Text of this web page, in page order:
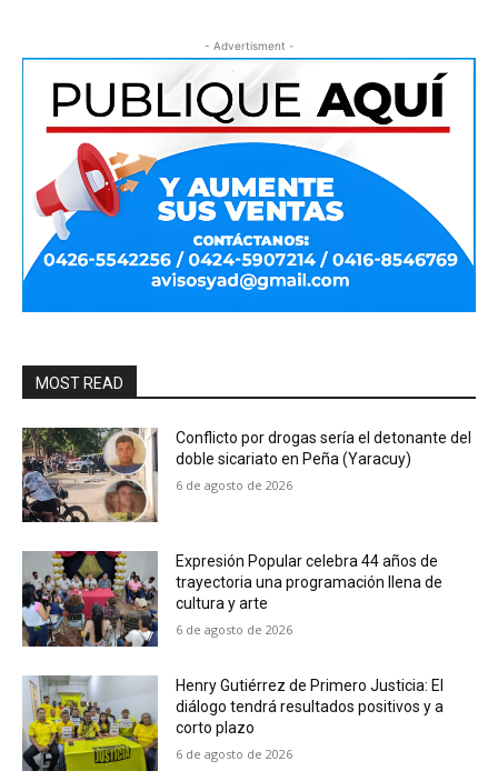
- Advertisment -
MOST READ
Conflicto por drogas sería el detonante del
doble sicariato en Peña (Yaracuy)
6 de agosto de 2026
Expresión Popular celebra 44 años de
trayectoria una programación llena de
cultura y arte
6 de agosto de 2026
Henry Gutiérrez de Primero Justicia: El
diálogo tendrá resultados positivos y a
corto plazo
6 de agosto de 2026